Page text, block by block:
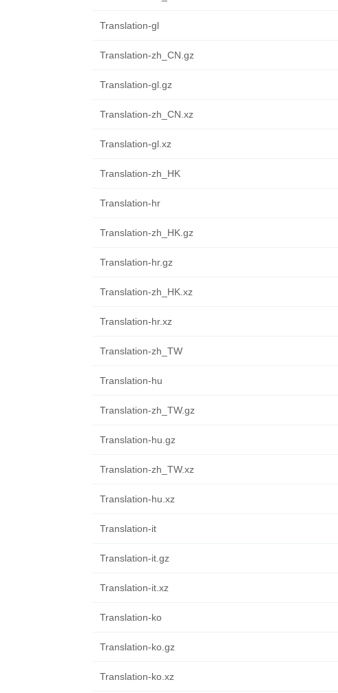
Translation-gl
Translation-zh_CN.gz
Translation-gl.gz
Translation-zh_CN.xz
Translation-gl.xz
Translation-zh_HK
Translation-hr
Translation-zh_HK.gz
Translation-hr.gz
Translation-zh_HK.xz
Translation-hr.xz
Translation-zh_TW
Translation-hu
Translation-zh_TW.gz
Translation-hu.gz
Translation-zh_TW.xz
Translation-hu.xz
Translation-it
Translation-it.gz
Translation-it.xz
Translation-ko
Translation-ko.gz
Translation-ko.xz